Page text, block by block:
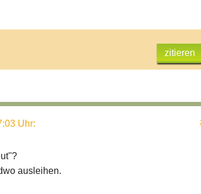
zitieren
Uhr:
ausleihen.